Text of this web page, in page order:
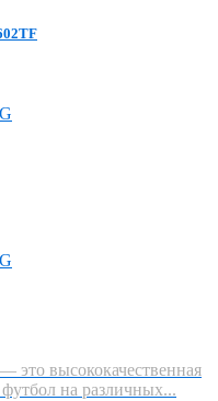
высококачественная
на различных...